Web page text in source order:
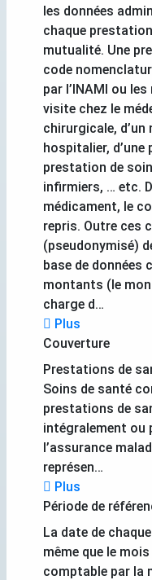
les données
chaque
mutualité. Une
code
par l’INAMI ou
visite chez le
chirurgicale, d’un
hospitalier, d’une
prestation de
infirmiers, … etc.
médicament, le
repris. Outre ces
(pseudonymisé)
base de données
montants (le
charge d…
Plus
Couverture
Prestations de
Soins de santé
prestations de
intégralement ou
l’assurance
représen…
Plus
Période de
La date de
même que le
comptable par la